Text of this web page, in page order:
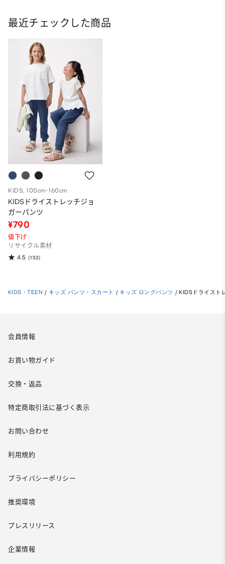
最近チェックした商品
KIDS, 100cm-160cm
KIDSドライストレッチジョ
ガーパンツ
¥790
値下げ
リサイクル素材
4.5 (153)
KIDS・TEEN / キッズ パンツ・スカート / キッズ ロングパンツ / KIDSドライスト
会員情報
お買い物ガイド
交換・返品
特定商取引法に基づく表示
お問い合わせ
利用規約
プライバシーポリシー
推奨環境
プレスリリース
企業情報